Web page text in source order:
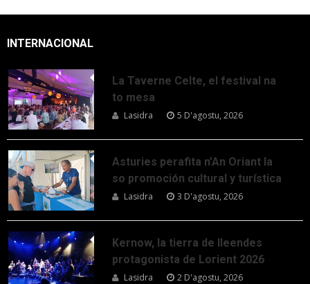
INTERNACIONAL
La Taverne Celte, el festival na
to mesa
Lasidra 5 D'agostu, 2026
Asturies perafita n’An Oriant la
so promoción cultural y turística
Lasidra 3 D'agostu, 2026
Kernow, la tierra de lleendes
protagonista de Lorient 2026
Lasidra 2 D'agostu, 2026